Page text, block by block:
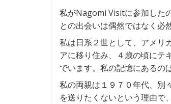
私がNagomi Visitに参加した
との出会いは偶然ではなく必
私は日系２世として、アメリ
アに移り住み、４歳の頃にテ
でいます。私の記憶にあるの
私の両親は１９７０年代、別
を送りたくないという理由で